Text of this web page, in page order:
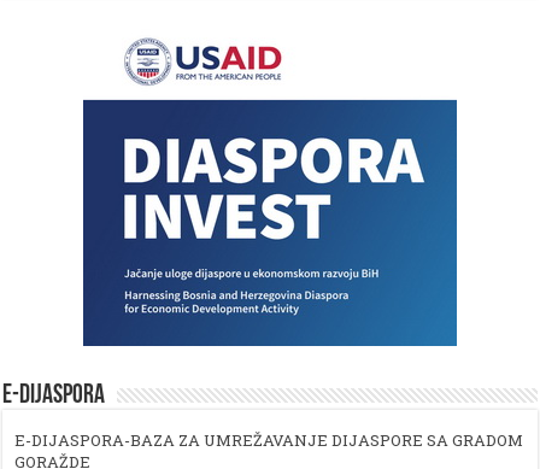
E-DIJASPORA
E-DIJASPORA-BAZA ZA UMREŽAVANJE DIJASPORE SA GRADOM
GORAŽDE